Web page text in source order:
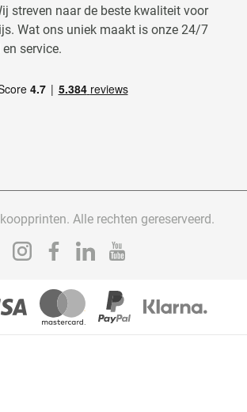
streven naar de beste kwaliteit voor
Wat ons uniek maakt is onze 24/7
service.
Alle rechten gereserveerd.